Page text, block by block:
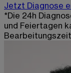
Jetzt Diagnose
*Die 24h
und Feiertagen